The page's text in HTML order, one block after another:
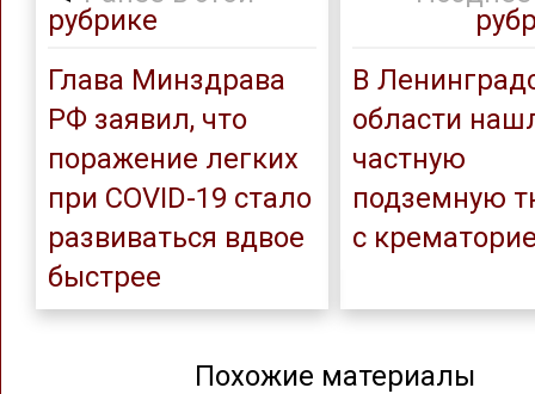
рубрике
Глава Минздрава
РФ заявил, что
поражение легких
при COVID-19 стало
развиваться вдвое
быстрее
В
области
частную
подземную
с
Похожие материалы